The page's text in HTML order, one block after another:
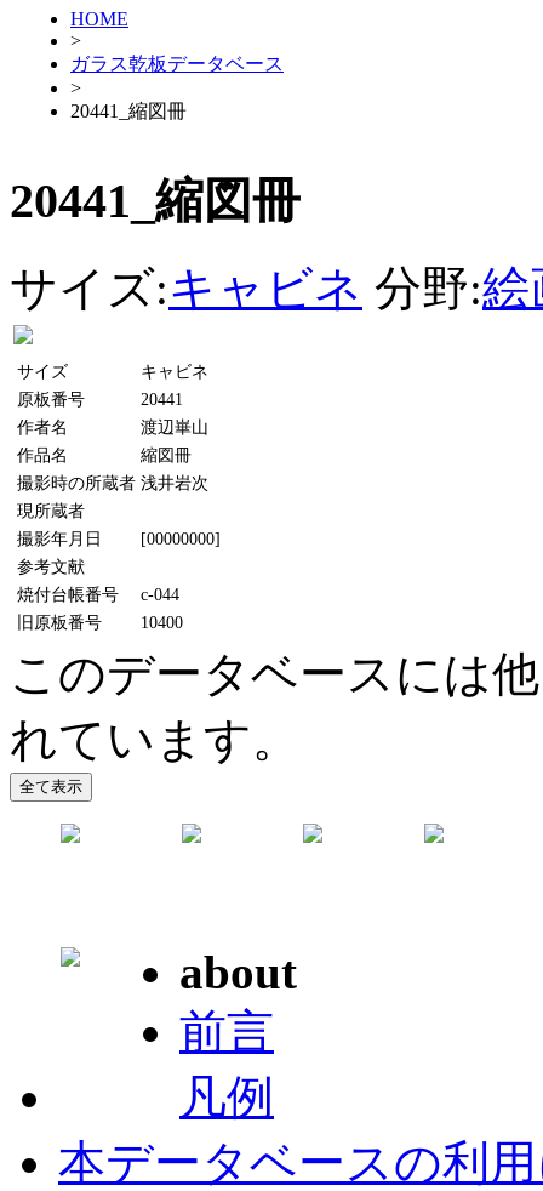
HOME
>
ガラス乾板データベース
>
20441_縮図冊
20441_縮図冊
サイズ:キャビネ 分野:絵
サイズ
キャビネ
原板番号
20441
作者名
渡辺崋山
作品名
縮図冊
撮影時の所蔵者 浅井岩次
現所蔵者
撮影年月日
[00000000]
参考文献
焼付台帳番号
c-044
旧原板番号
10400
このデータベースには
れています。
about
前言
凡例
本データベースの利